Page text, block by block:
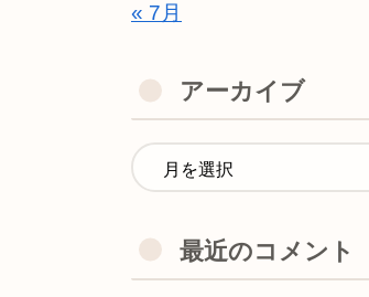
« 7月
アーカイブ
最近のコメント